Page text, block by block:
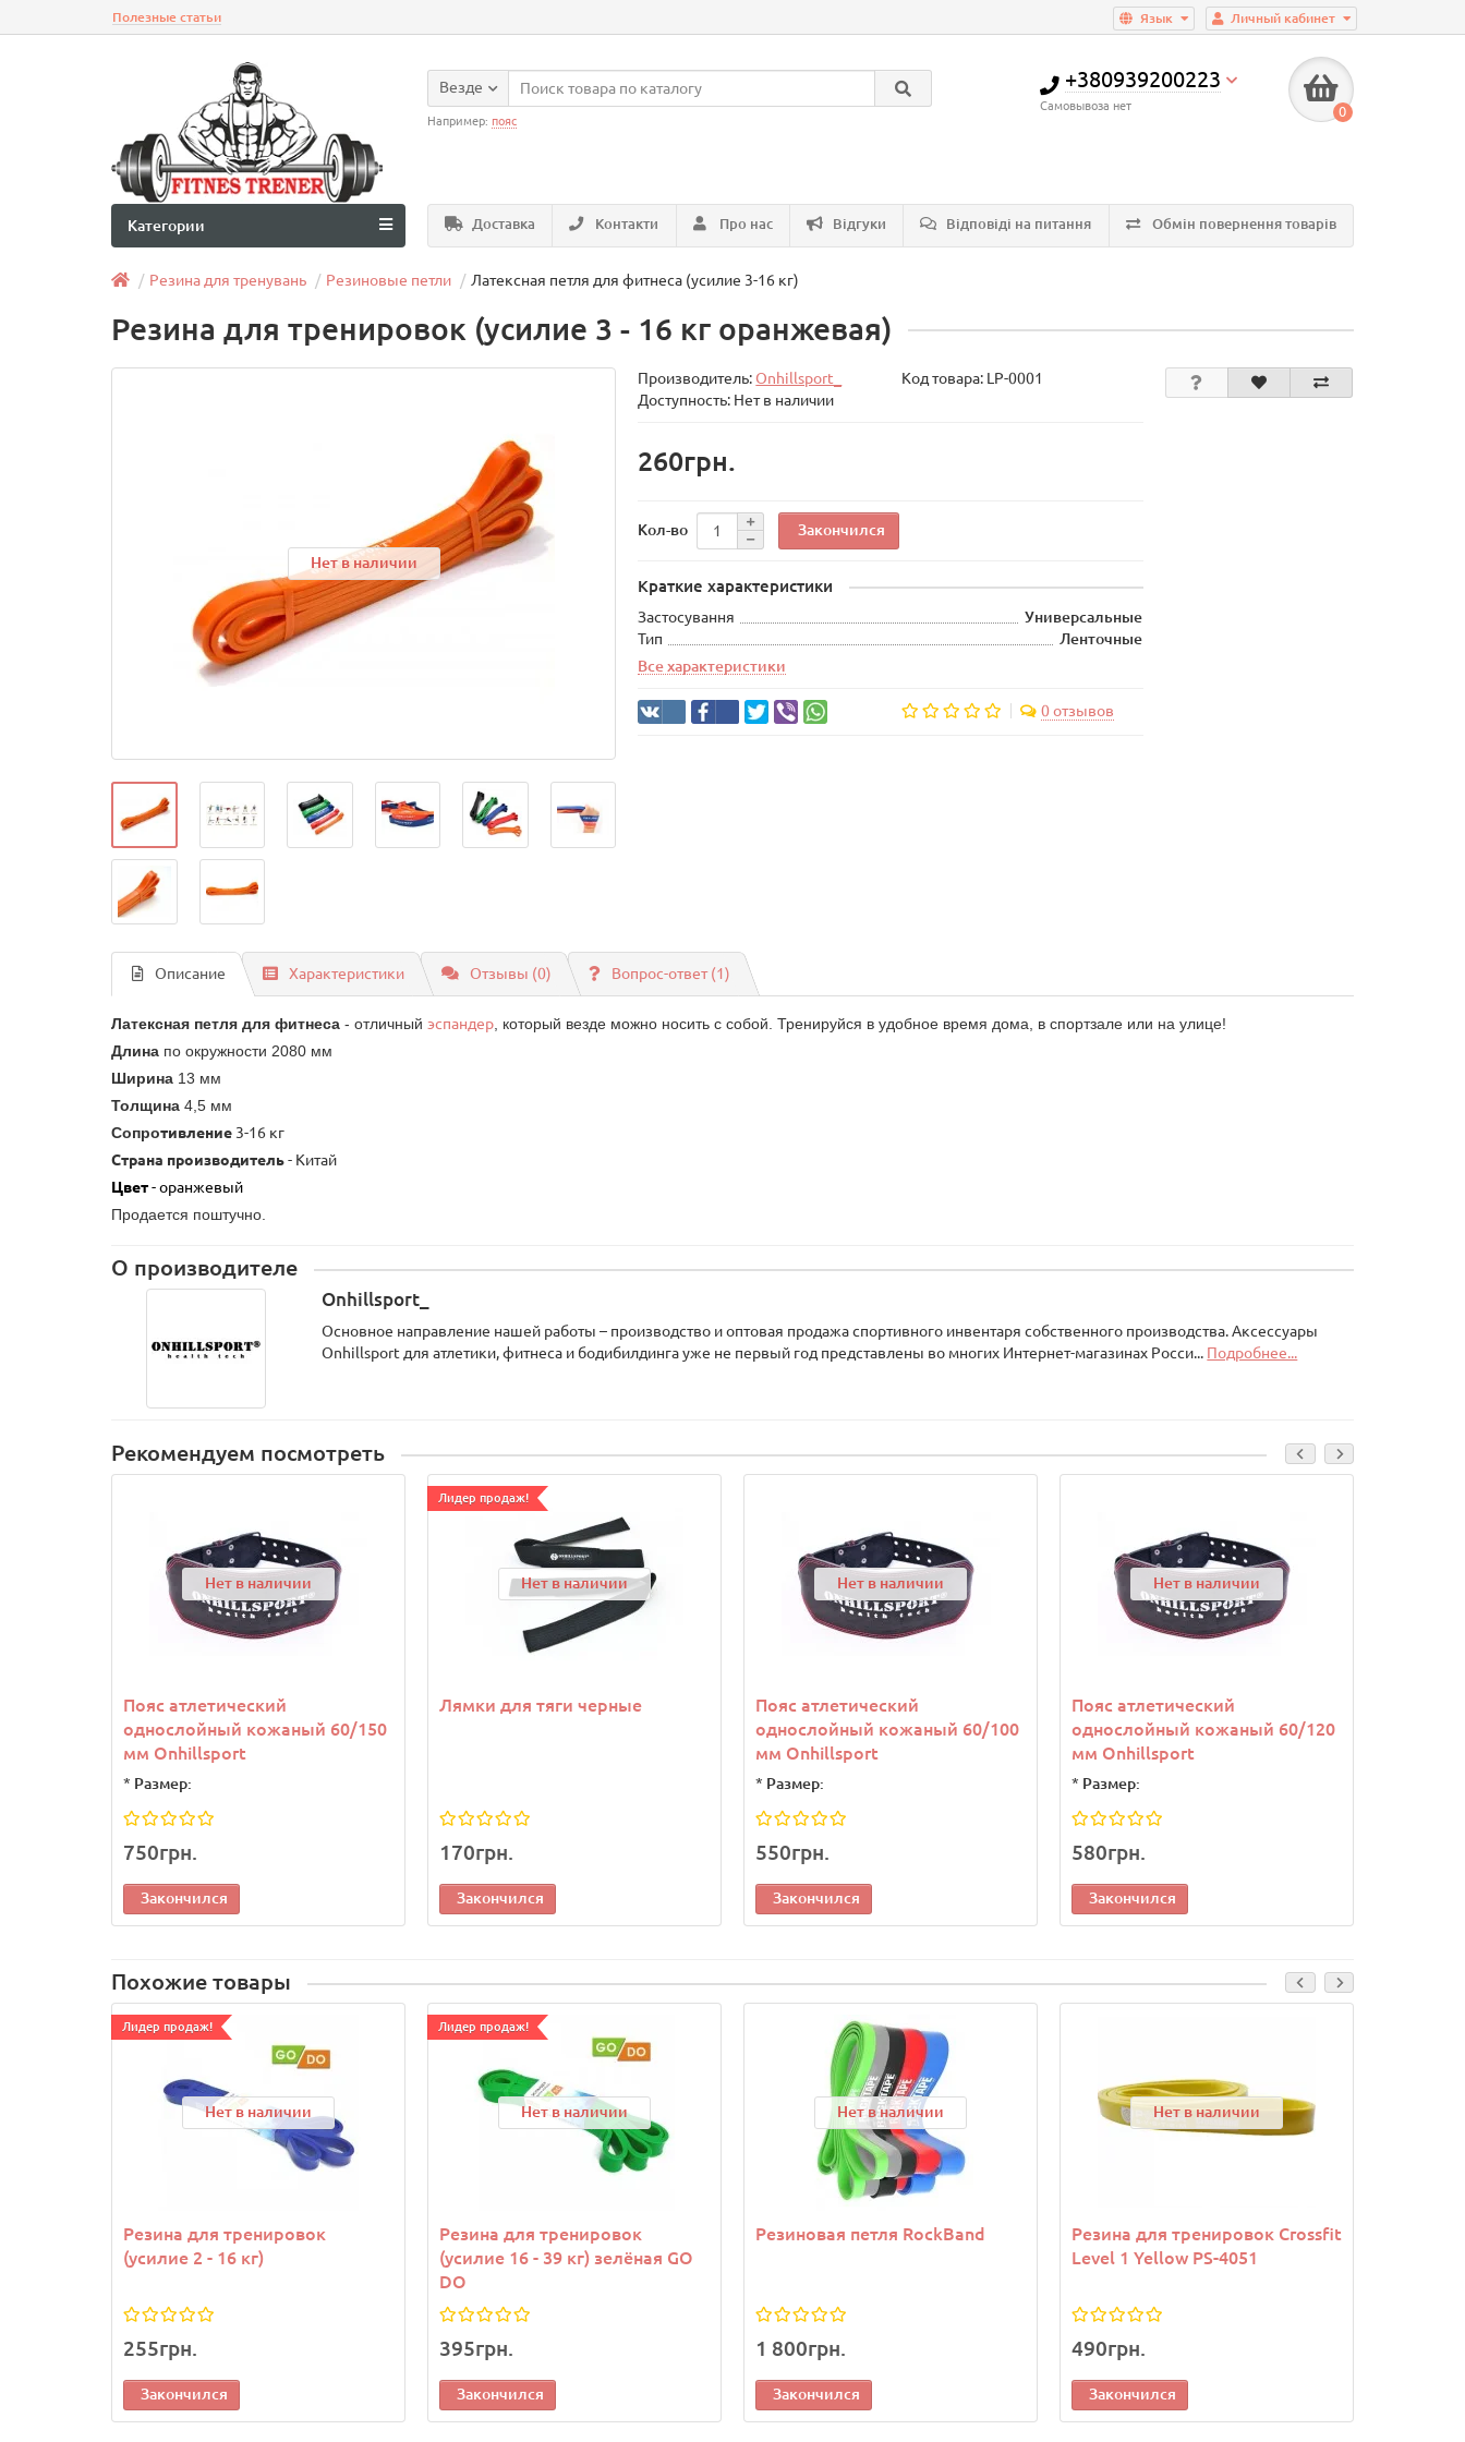
Личный кабинет
Язык
Полезные статьи
+380939200223
Самовывоза нет 0
Везде
Например: пояс
Доставка Контакти Про нас Відгуки Відповіді на питання Обмін повернення товарів
Категории
Резина для тренувань Резиновые петли Латексная петля для фитнеса (усилие 3-16 кг)
Резина для тренировок (усилие 3 - 16 кг оранжевая)
Нет в наличии
Производитель: Onhillsport_ Код товара: LP-0001
Доступность: Нет в наличии
260грн.
Кол-во Закончился
Краткие характеристики
Застосування
Универсальные
Тип
Ленточные
Все характеристики
0 отзывов
Описание Характеристики Отзывы (0) Вопрос-ответ(1)
Латексная петля для фитнеса - отличный эспандер, который везде можно носить с собой. Тренируйся в удобное время дома, в спортзале или на улице!
Длина по окружности 2080 мм
Ширина 13 мм
Толщина 4,5 мм
Сопротивление 3-16 кг
Страна производитель- Китай
Цвет- оранжевый
Продается поштучно.
О производителе
Onhillsport_
Основное направление нашей работы – производство и оптовая продажа спортивного инвентаря собственного производства. Аксессуары
Onhillsport для атлетики, фитнеса и бодибилдинга уже не первый год представлены во многих Интернет-магазинах Росси... Подробнее...
Рекомендуем посмотреть
Нет в наличии
Пояс атлетический
однослойный кожаный 60/150
мм Onhillsport
* Размер:
750грн.
Закончился
Лидер продаж!
Нет в наличии
Лямки для тяги черные
170грн.
Закончился
Нет в наличии
Пояс атлетический
однослойный кожаный 60/100
мм Onhillsport
* Размер:
550грн.
Закончился
Нет в наличии
Пояс атлетический
однослойный кожаный 60/120
мм Onhillsport
* Размер:
580грн.
Закончился
Похожие товары
Лидер продаж!
Нет в наличии
Резина для тренировок
(усилие 2 - 16 кг)
255грн.
Закончился
Лидер продаж!
Нет в наличии
Резина для тренировок
(усилие 16 - 39 кг) зелёная GO
DO
395грн.
Закончился
Нет в наличии
Резиновая петля RockBand
1 800грн.
Закончился
Нет в наличии
Резина для тренировок Crossfit
Level 1 Yellow PS-4051
490грн.
Закончился